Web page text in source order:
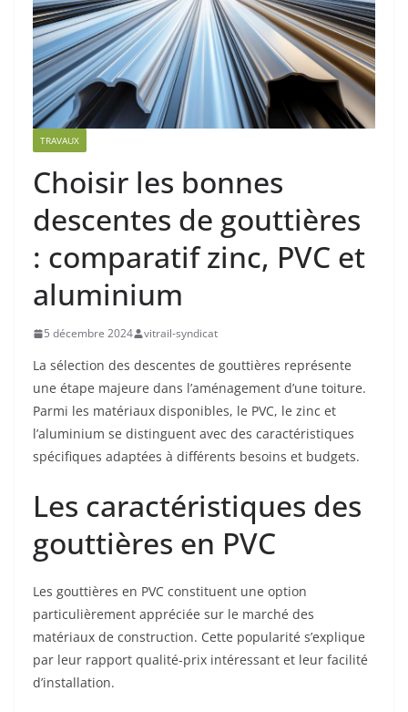
TRAVAUX
Choisir les bonnes
descentes de gouttières
: comparatif zinc, PVC et
aluminium
5 décembre 2024 vitrail-syndicat
La sélection des descentes de gouttières représente
une étape majeure dans l’aménagement d’une toiture.
Parmi les matériaux disponibles, le PVC, le zinc et
l’aluminium se distinguent avec des caractéristiques
spécifiques adaptées à différents besoins et budgets.
Les caractéristiques des
gouttières en PVC
Les gouttières en PVC constituent une option
particulièrement appréciée sur le marché des
matériaux de construction. Cette popularité s’explique
par leur rapport qualité-prix intéressant et leur facilité
d’installation.